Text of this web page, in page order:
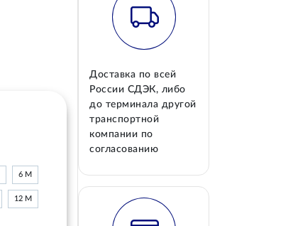
6 М
12 М
Доставка по всей
России СДЭК, либо
до терминала другой
транспортной
компании по
согласованию